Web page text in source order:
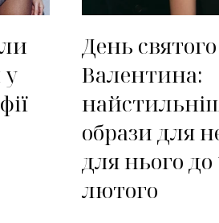
День святого
Валентина:
образи для
для нього до
лютого